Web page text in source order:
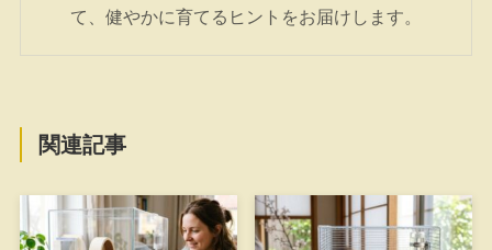
て、健やかに育てるヒントをお届けします。
関連記事